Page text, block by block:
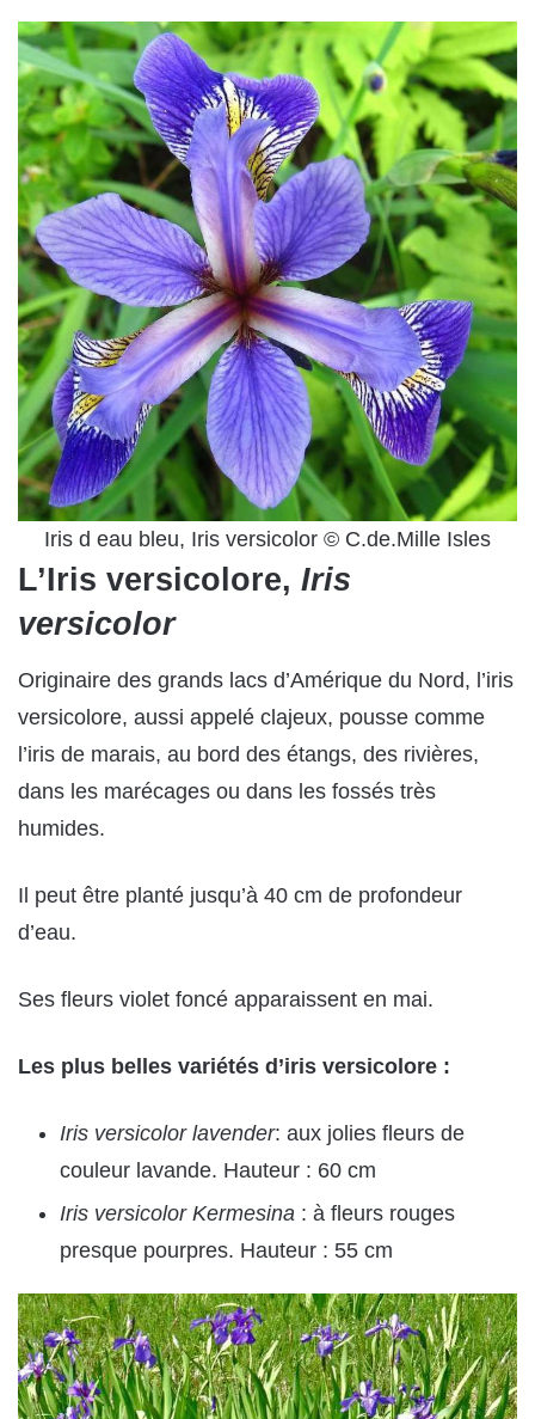
Iris d eau bleu, Iris versicolor © C.de.Mille Isles
L’Iris versicolore, Iris
versicolor
Originaire des grands lacs d’Amérique du Nord, l’iris
versicolore, aussi appelé clajeux, pousse comme
l’iris de marais, au bord des étangs, des rivières,
dans les marécages ou dans les fossés très
humides.
Il peut être planté jusqu’à 40 cm de profondeur
d’eau.
Ses fleurs violet foncé apparaissent en mai.
Les plus belles variétés d’iris versicolore :
Iris versicolor lavender: aux jolies fleurs de
couleur lavande. Hauteur : 60 cm
Iris versicolor Kermesina : à fleurs rouges
presque pourpres. Hauteur : 55 cm